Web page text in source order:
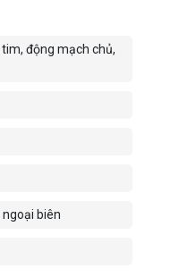
động mạch chủ,
biên